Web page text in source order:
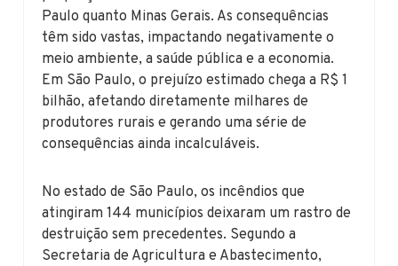
Paulo quanto Minas Gerais. As consequências
têm sido vastas, impactando negativamente o
meio ambiente, a saúde pública e a economia.
Em São Paulo, o prejuízo estimado chega a R$ 1
bilhão, afetando diretamente milhares de
produtores rurais e gerando uma série de
consequências ainda incalculáveis.
No estado de São Paulo, os incêndios que
atingiram 144 municípios deixaram um rastro de
destruição sem precedentes. Segundo a
Secretaria de Agricultura e Abastecimento,